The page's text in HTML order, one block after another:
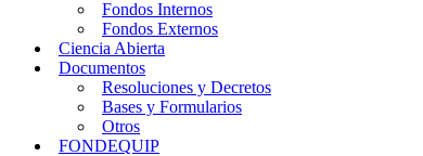
Fondos Internos
Fondos Externos
Ciencia Abierta
Documentos
Resoluciones y Decretos
Bases y Formularios
Otros
FONDEQUIP